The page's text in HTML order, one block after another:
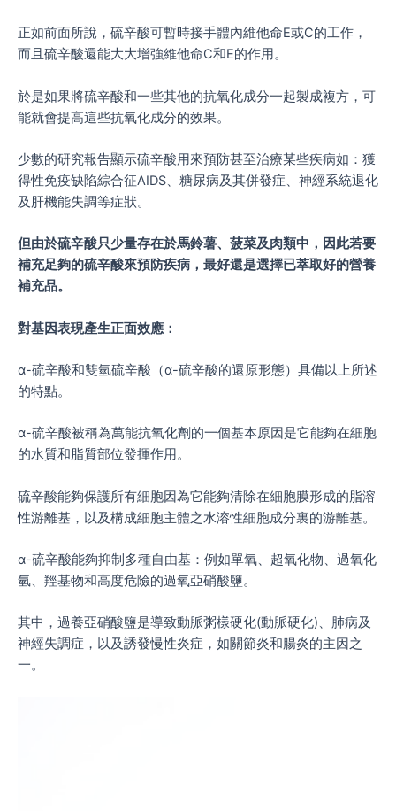
正如前面所說，硫辛酸可暫時接手體內維他命E或C的工作，
而且硫辛酸還能大大增強維他命C和E的作用。
於是如果將硫辛酸和一些其他的抗氧化成分一起製成複方，可
能就會提高這些抗氧化成分的效果。
少數的研究報告顯示硫辛酸用來預防甚至治療某些疾病如：獲
得性免疫缺陷綜合征AIDS、糖尿病及其併發症、神經系統退化
及肝機能失調等症狀。
但由於硫辛酸只少量存在於馬鈴薯、菠菜及肉類中，因此若要
補充足夠的硫辛酸來預防疾病，最好還是選擇已萃取好的營養
補充品。
對基因表現產生正面效應：
ɑ-硫辛酸和雙氫硫辛酸（ɑ-硫辛酸的還原形態）具備以上所述
的特點。
ɑ-硫辛酸被稱為萬能抗氧化劑的一個基本原因是它能夠在細胞
的水質和脂質部位發揮作用。
硫辛酸能夠保護所有細胞因為它能夠清除在細胞膜形成的脂溶
性游離基，以及構成細胞主體之水溶性細胞成分裏的游離基。
ɑ-硫辛酸能夠抑制多種自由基：例如單氧、超氧化物、過氧化
氫、羥基物和高度危險的過氧亞硝酸鹽。
其中，過養亞硝酸鹽是導致動脈粥樣硬化(動脈硬化)、肺病及
神經失調症，以及誘發慢性炎症，如關節炎和腸炎的主因之
一。